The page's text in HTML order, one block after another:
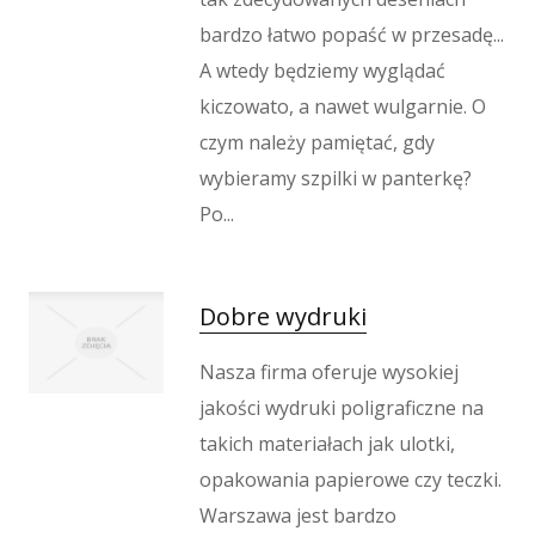
Kosmetyki
Leczenie
Salony Kosmetyczne
Sprzęt Medyczny
Oprogramowanie
Oprogramowanie
bardzo łatwo popaść w przesadę...
A wtedy będziemy wyglądać
kiczowato, a nawet wulgarnie. O
czym należy pamiętać, gdy
wybieramy szpilki w panterkę?
Po...
Dobre wydruki
Nasza firma oferuje wysokiej
jakości wydruki poligraficzne na
takich materiałach jak ulotki,
opakowania papierowe czy teczki.
Warszawa jest bardzo